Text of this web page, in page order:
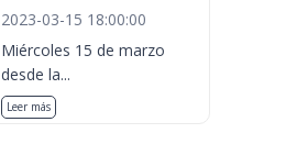
2023-03-15 18:00:00
Miércoles 15 de marzo
desde la...
Leer más